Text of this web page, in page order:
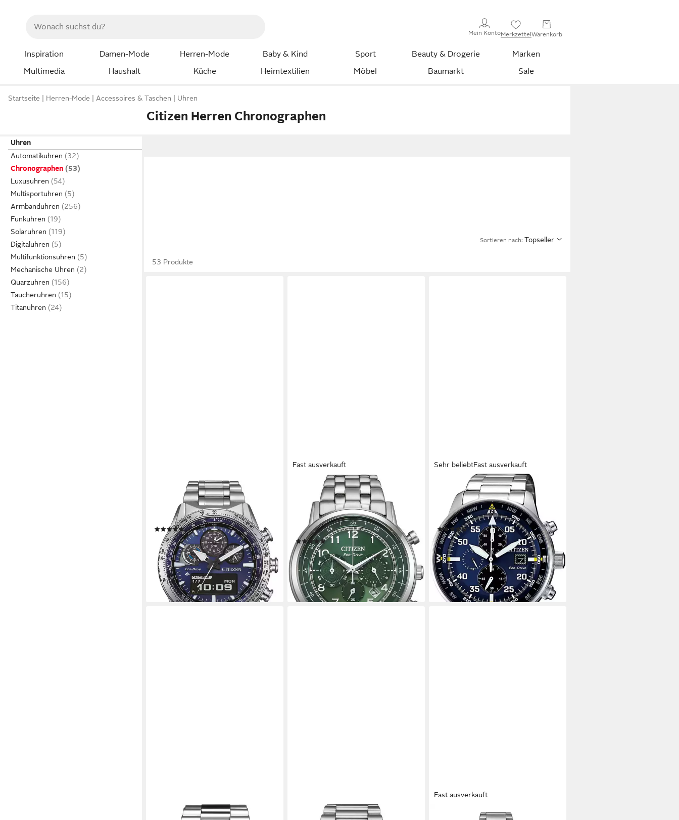
Mein KontoMerkzettelWarenkorb
Inspiration Damen-Mode Herren-Mode Baby & Kind Sport Beauty & Drogerie
Marken
Multimedia
Haushalt Küche Heimtextilien Möbel Baumarkt Sale
Startseite Herren-Mode Accessoires & Taschen Uhren
Citizen Herren Chronographen
Uhren
Automatikuhren
Chronographen
Luxusuhren
Multisportuhren
Armbanduhren
Funkuhren
Solaruhren
Digitaluhren
Multifunktionsuhren
Mechanische Uhren
Quarzuhren
Taucheruhren
Titanuhren
Sortieren nach: Topseller
53 Produkte
Solaruhr JV2000-51L, Eco-Drive
Promaster Sky Herren Flieger-Uhr
(1)
599,00 €
lieferbar - in 2-3 Werktagen bei dir
Fast ausverkauft
Chronograph CA4630-53X,
Armbanduhr, Solar, Herrenuhr,
Edelstahlarmband, Datum,
Stoppfunktion
(1)
ab 209,00 € 249,00 €
-16%
lieferbar - in 2-3 Werktagen bei dir
Sehr beliebtFast ausverkauft
Chronograph CA0690-88L,
Armbanduhr, Herrenuhr, Solar,
Stoppfunktion, Edelstahlarmband
(63)
229,00 €
lieferbar - in 1-2 Werktagen bei dir
Fast ausverkauft